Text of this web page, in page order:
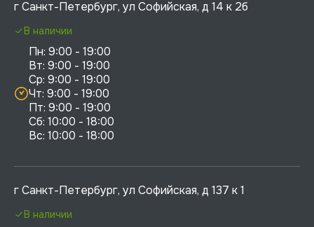
г Санкт-Петербург, ул Софийская, д 14 к 2б
Пн: 9:00 - 19:00
Вт: 9:00 - 19:00
Ср: 9:00 - 19:00
Чт: 9:00 - 19:00
Пт: 9:00 - 19:00
Сб: 10:00 - 18:00
В наличии
г Санкт-Петербург, ул Софийская, д 137 к 1
В наличии